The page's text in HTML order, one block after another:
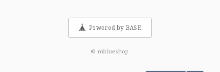
Powered by BASE
© mblueshop